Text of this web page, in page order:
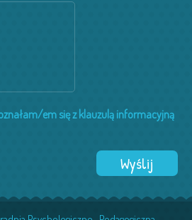
em się z klauzulą informacyjną